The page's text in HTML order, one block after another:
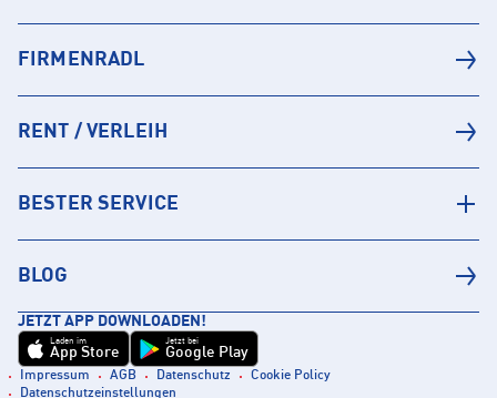
FIRMENRADL
RENT / VERLEIH
BESTER SERVICE
BLOG
JETZT APP DOWNLOADEN!
Laden im
App Store
Jetzt bei
Google Play
Impressum AGB Datenschutz
Cookie Policy
Datenschutzeinstellungen